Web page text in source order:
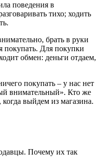
поведения в
тихо; ходить
брать в руки
покупать. Для покупки
обмен: деньги отдаем,
покупать – у нас нет
внимательный». Кто же
выйдем из магазина.
Почему их так